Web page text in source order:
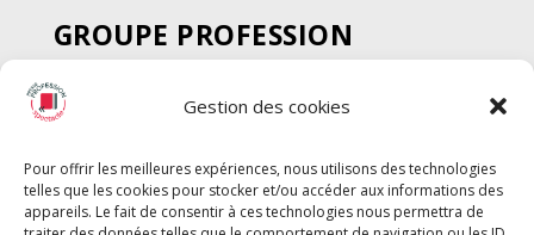
Gestion des cookies
Pour offrir les meilleures expériences, nous utilisons des technologies
telles que les cookies pour stocker et/ou accéder aux informations des
appareils. Le fait de consentir à ces technologies nous permettra de
GROUPE PROFESSION
SPECTACLE
Chèque Intermittents
Chèque Compta
Chèque Emploi Spectacle